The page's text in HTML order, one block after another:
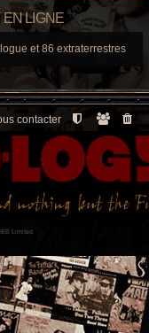
LIGNE
et 86 extraterrestres
contacter
Limited